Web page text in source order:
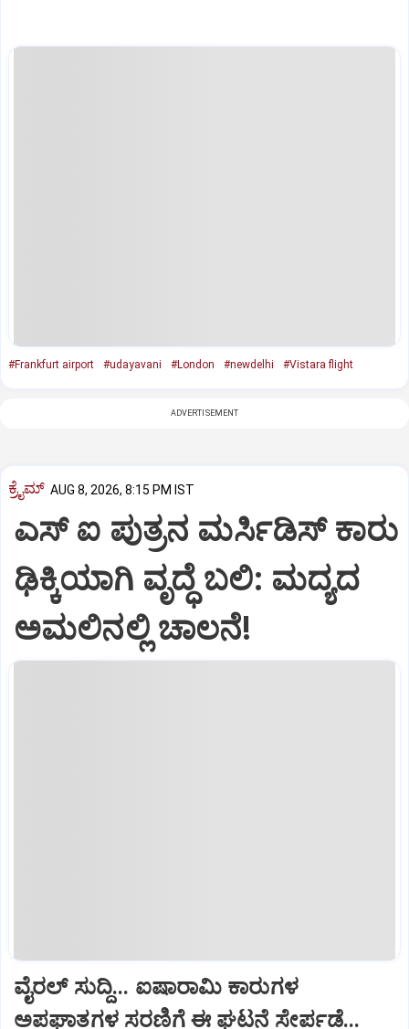
#Frankfurt airport #udayavani #London #newdelhi #Vistara flight
ADVERTISEMENT
ಕ್ರೈಮ್ AUG 8, 2026, 8:15 PM IST
ಎಸ್ ಐ ಪುತ್ರನ ಮರ್ಸಿಡಿಸ್‌ ಕಾರು
ಢಿಕ್ಕಿಯಾಗಿ ವೃದ್ಧೆ ಬಲಿ: ಮದ್ಯದ
ಅಮಲಿನಲ್ಲಿ ಚಾಲನೆ!
ವೈರಲ್ ಸುದ್ದಿ... ಐಷಾರಾಮಿ ಕಾರುಗಳ
ಅಪಘಾತಗಳ ಸರಣಿಗೆ ಈ ಘಟನೆ ಸೇರ್ಪಡೆ...